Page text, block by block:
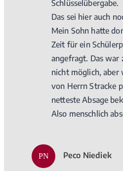
Schlüsselübergabe.
Das sei hier auch
Mein Sohn hatte
Zeit für ein
angefragt. Das war
nicht möglich, aber
von Herrn Stracke
netteste Absage
Also menschlich
PN Peco Niediek